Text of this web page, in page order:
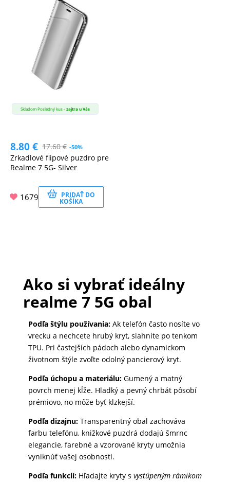
Skladom Posledný kus -zajtra u Vás
8.80€ 17.60€ -50%
Zrkadlové flipové puzdro pre
Realme 7 5G- Silver
1679 PRIDAŤ DO
KOŠÍKA
Ako si vybrať ideálny
realme 7 5G obal
Podľa štýlu používania:Ak telefón často nosíte vo
vrecku a nechcete hrubý kryt, siahnite po tenkom
TPU. Pri častejších pádoch alebo dynamickom
životnom štýle zvoľte odolný pancierový kryt.
Podľa úchopu a materiálu:Gumený a matný
povrch menej kĺže. Hladký a pevný chrbát pôsobí
prémiovo, no môže byť klzkejší.
Podľa dizajnu:Transparentný obal zachováva
farbu telefónu, knižkové puzdrá dodajú šmrnc
elegancie, farebné a vzorované kryty umožnia
vyniknúť vašej osobnosti.
Podľa funkcií:Hľadajte kryty s vystúpeným rámikom